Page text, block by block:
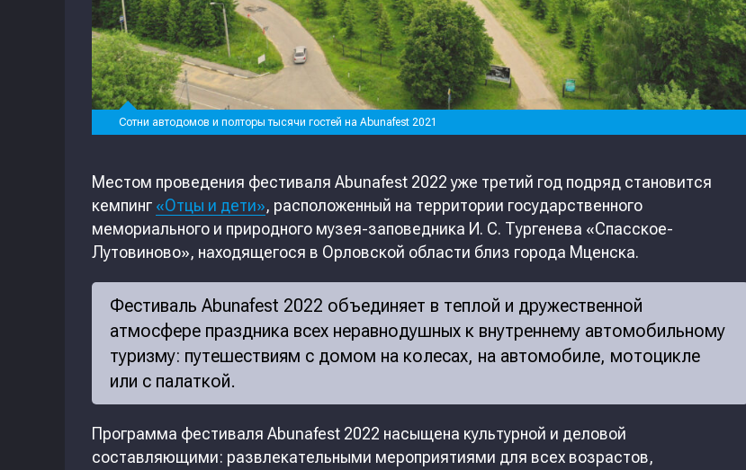
Сотни автодомов и полторы тысячи гостей на Abunafest 2021
Местом проведения фестиваля Abunafest 2022 уже третий год подряд становится
кемпинг «Отцы и дети», расположенный на территории государственного
мемориального и природного музея-заповедника И. С. Тургенева «Спасское-
Лутовиново», находящегося в Орловской области близ города Мценска.
Фестиваль Abunafest 2022 объединяет в теплой и дружественной
атмосфере праздника всех неравнодушных к внутреннему автомобильному
туризму: путешествиям с домом на колесах, на автомобиле, мотоцикле
или с палаткой.
Программа фестиваля Abunafest 2022 насыщена культурной и деловой
составляющими: развлекательными мероприятиями для всех возрастов,